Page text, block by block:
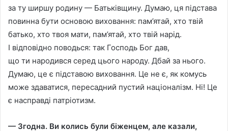
за ту ширшу родину — Батькiвщину. Думаю, ця пiдстава
повинна бути основою виховання: пам’ятай, хто твiй
батько, хто твоя мати, пам’ятай, хто твiй нарiд.
I вiдповiдно поводься: так Господь Бог дав,
що ти народився серед цього народу. Дбай за нього.
Думаю, це є пiдставою виховання. Це не є, як комусь
може здаватися, пересадний пустий нацiоналiзм. Нi! Це
є насправдi патрiотизм.
— Згодна. Ви колись були бiженцем, але казали,